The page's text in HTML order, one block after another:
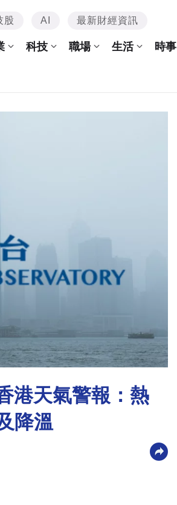
股 AI 最新財經資訊
科技 職場 生活 時事
港天氣警報：熱
降溫